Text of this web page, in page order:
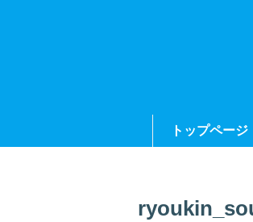
トップページ